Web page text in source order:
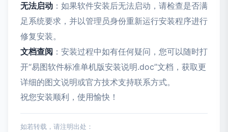
无法启动 ：如果软件安装后无法启动，请检查是否满
足系统要求，并以管理员身份重新运行安装程序进行
修复安装。
文档查阅 ：安装过程中如有任何疑问，您可以随时打
开“易图软件标准单机版安装说明.doc”文档，获取更
详细的图文说明或官方技术支持联系方式。
祝您安装顺利，使用愉快！
如若转载，请注明出处：